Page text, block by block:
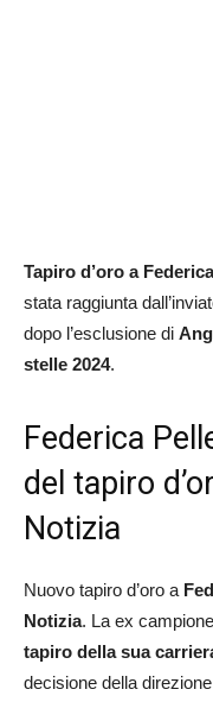
Tapiro d’oro a
stata raggiunta
dopo l’esclusione di
stelle 2024.
Federica
del tapiro
Notizia
Nuovo tapiro d’oro a
Notizia. La ex
tapiro della sua
decisione della